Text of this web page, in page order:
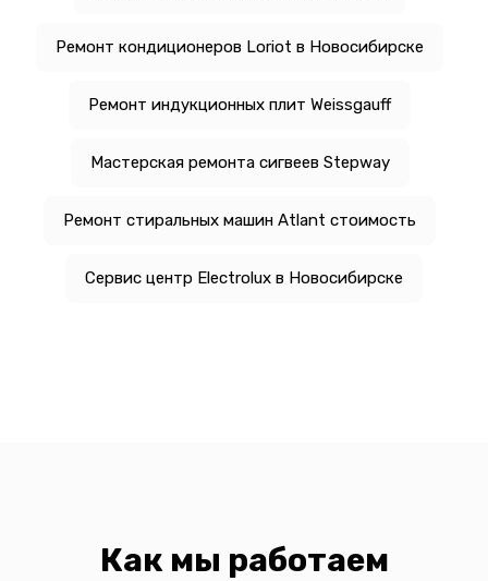
Ремонт кондиционеров Loriot в Новосибирске
Ремонт индукционных плит Weissgauff
Мастерская ремонта сигвеев Stepway
Ремонт стиральных машин Atlant стоимость
Сервис центр Electrolux в Новосибирске
Как мы работаем